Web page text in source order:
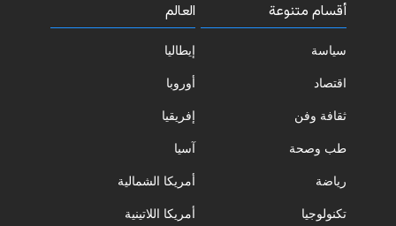
أقسام متنوعة
سياسة
اقتصاد
ثقافة وفن
طب وصحة
رياضة
تكنولوجيا
العالم
إيطاليا
أوروبا
إفريقيا
آسيا
أمريكا الشمالية
أمريكا اللاتينية